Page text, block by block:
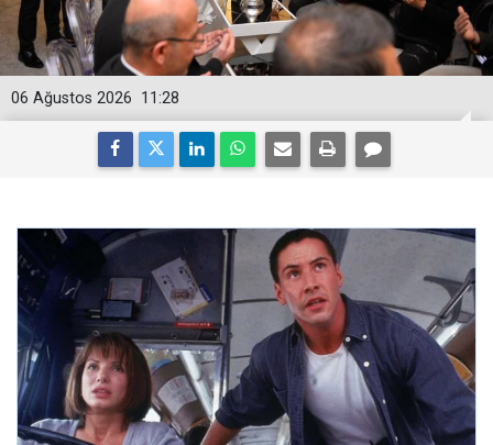
11:28
06 Ağustos 2026